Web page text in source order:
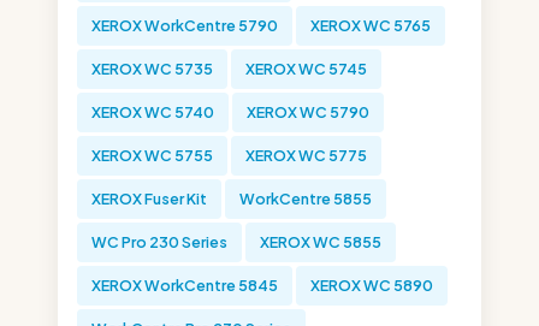
XEROX WorkCentre 5790 XEROX WC 5765
XEROX WC 5735 XEROX WC 5745
XEROX WC 5740 XEROX WC 5790
XEROX WC 5755 XEROX WC 5775
XEROX Fuser Kit WorkCentre 5855
WC Pro 230 Series XEROX WC 5855
XEROX WorkCentre 5845 XEROX WC 5890